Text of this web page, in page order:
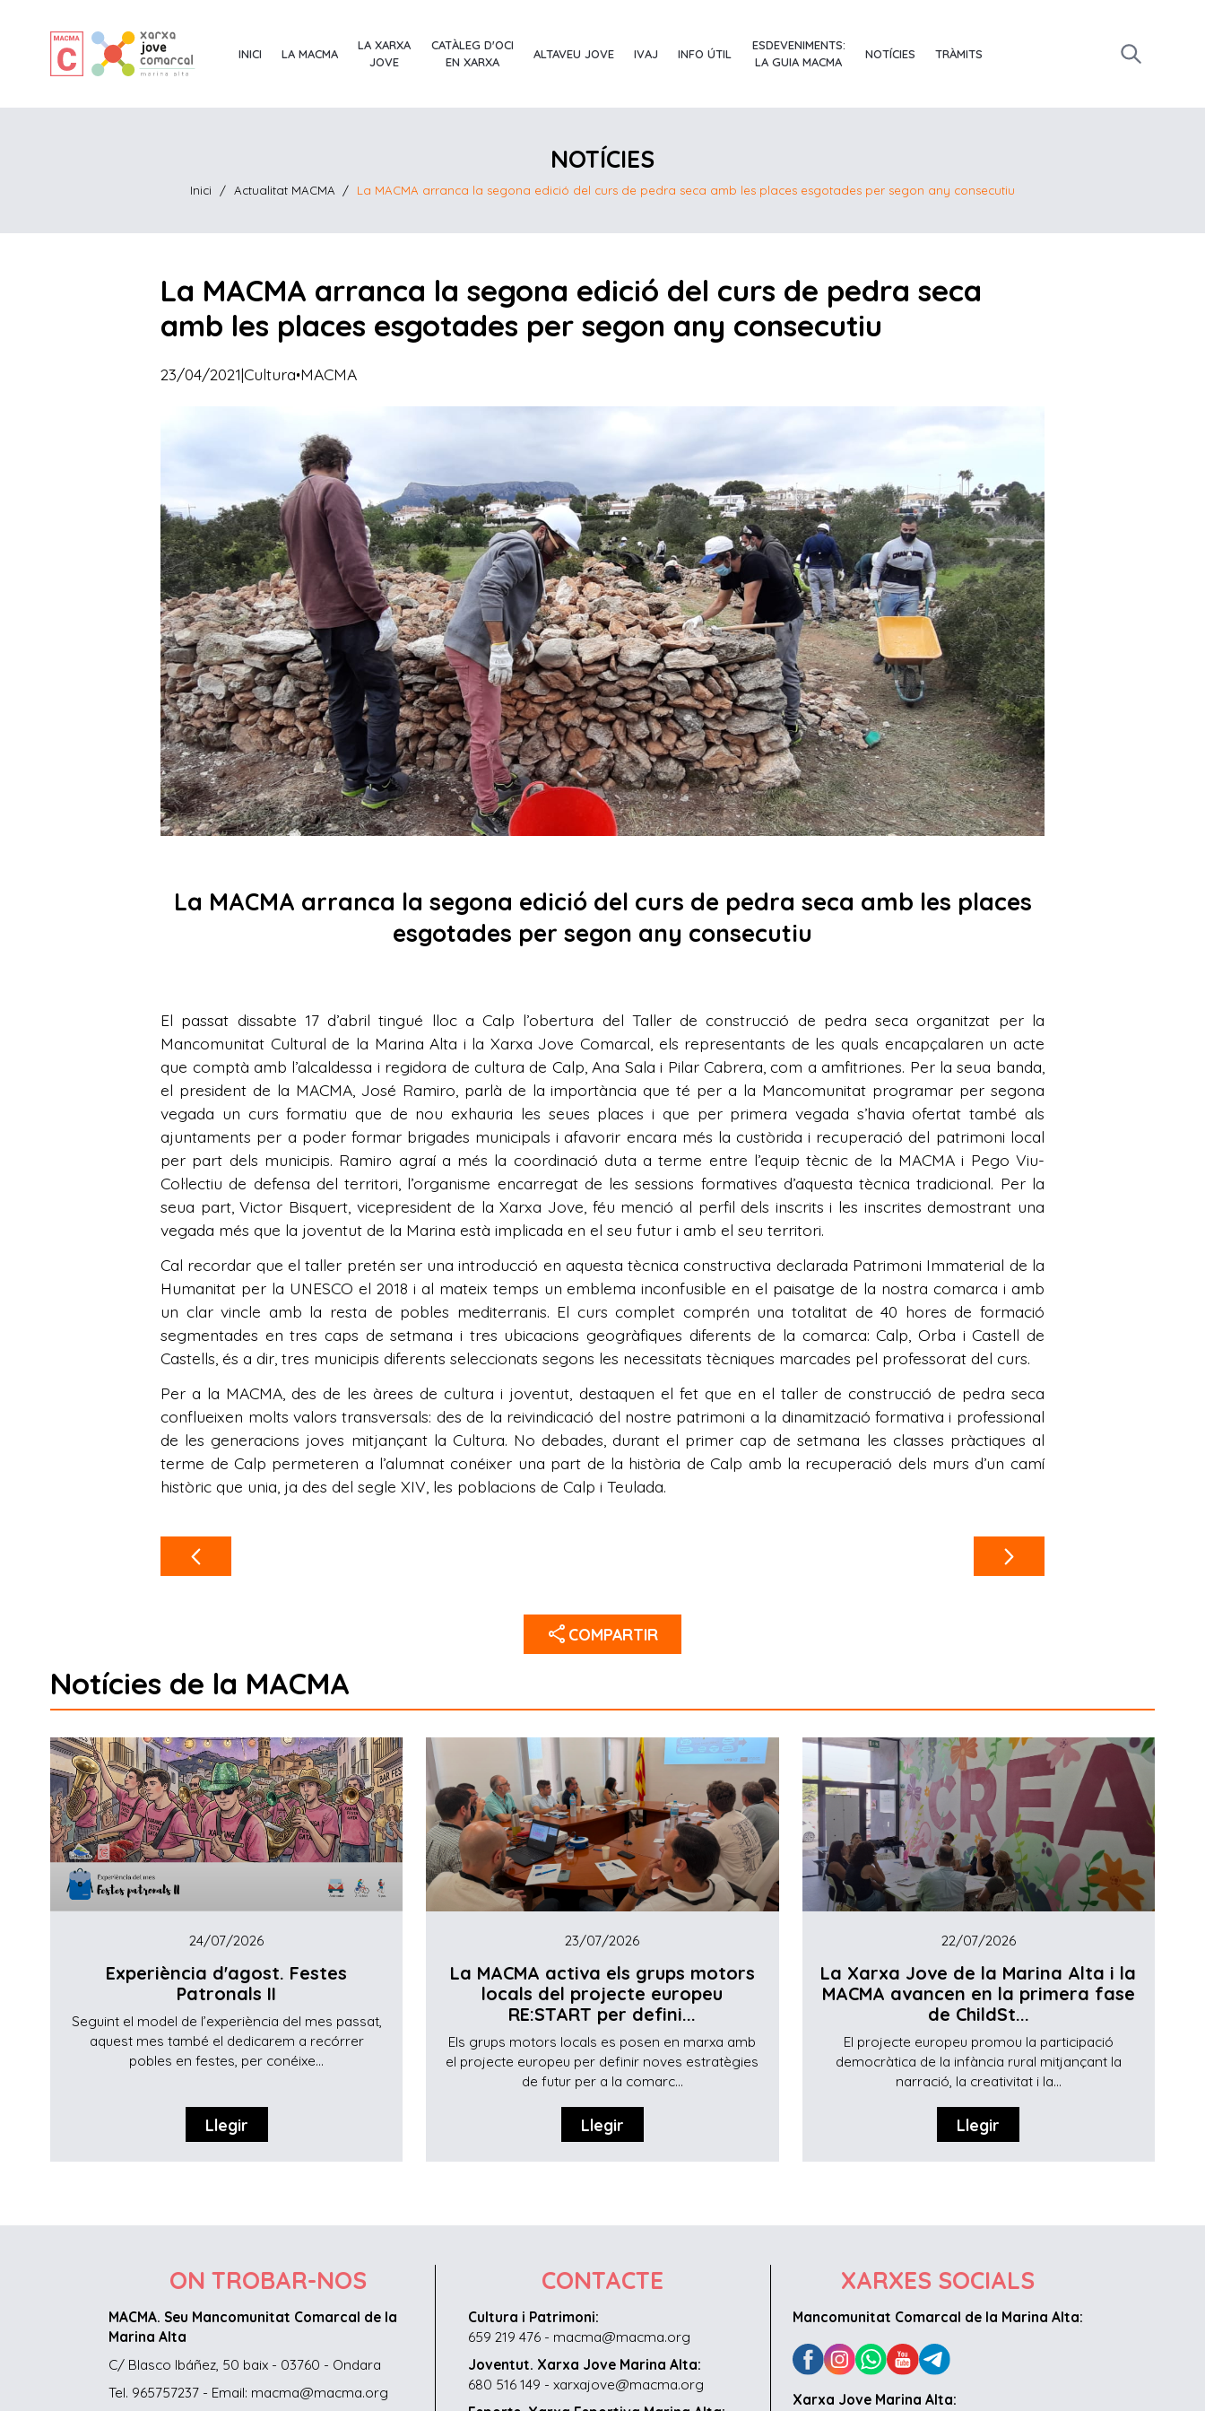
INICI LA MACMA
LA XARXA
JOVE
CATÀLEG D'OCI
EN XARXA
ALTAVEU JOVE IVAJ INFO ÚTIL
ESDEVENIMENTS:
LA GUIA MACMA
NOTÍCIES TRÀMITS
NOTÍCIES
Inici / Actualitat MACMA / La MACMA arranca la segona edició del curs de pedra seca amb les places esgotades per segon any consecutiu
La MACMA arranca la segona edició del curs de pedra seca
amb les places esgotades per segon any consecutiu
23/04/2021|Cultura·MACMA
La MACMA arranca la segona edició del curs de pedra seca amb les places
esgotades per segon any consecutiu
El passat dissabte 17 d’abril tingué lloc a Calp l’obertura del Taller de construcció de pedra seca organitzat per la
Mancomunitat Cultural de la Marina Alta i la Xarxa Jove Comarcal, els representants de les quals encapçalaren un acte
que comptà amb l’alcaldessa i regidora de cultura de Calp, Ana Sala i Pilar Cabrera, com a amfitriones. Per la seua banda,
el president de la MACMA, José Ramiro, parlà de la importància que té per a la Mancomunitat programar per segona
vegada un curs formatiu que de nou exhauria les seues places i que per primera vegada s’havia ofertat també als
ajuntaments per a poder formar brigades municipals i afavorir encara més la custòrida i recuperació del patrimoni local
per part dels municipis. Ramiro agraí a més la coordinació duta a terme entre l’equip tècnic de la MACMA i Pego Viu-
Col·lectiu de defensa del territori, l’organisme encarregat de les sessions formatives d’aquesta tècnica tradicional. Per la
seua part, Victor Bisquert, vicepresident de la Xarxa Jove, féu menció al perfil dels inscrits i les inscrites demostrant una
vegada més que la joventut de la Marina està implicada en el seu futur i amb el seu territori.
Cal recordar que el taller pretén ser una introducció en aquesta tècnica constructiva declarada Patrimoni Immaterial de la
Humanitat per la UNESCO el 2018 i al mateix temps un emblema inconfusible en el paisatge de la nostra comarca i amb
un clar vincle amb la resta de pobles mediterranis. El curs complet comprén una totalitat de 40 hores de formació
segmentades en tres caps de setmana i tres ubicacions geogràfiques diferents de la comarca: Calp, Orba i Castell de
Castells, és a dir, tres municipis diferents seleccionats segons les necessitats tècniques marcades pel professorat del curs.
Per a la MACMA, des de les àrees de cultura i joventut, destaquen el fet que en el taller de construcció de pedra seca
conflueixen molts valors transversals: des de la reivindicació del nostre patrimoni a la dinamització formativa i professional
de les generacions joves mitjançant la Cultura. No debades, durant el primer cap de setmana les classes pràctiques al
terme de Calp permeteren a l’alumnat conéixer una part de la història de Calp amb la recuperació dels murs d’un camí
històric que unia, ja des del segle XIV, les poblacions de Calp i Teulada.
share COMPARTIR
Notícies de la MACMA
24/07/2026
Experiència d'agost. Festes
Patronals II
Seguint el model de l’experiència del mes passat,
aquest mes també el dedicarem a recórrer
pobles en festes, per conéixe...
Llegir
23/07/2026
La MACMA activa els grups motors
locals del projecte europeu
RE:START per defini...
Els grups motors locals es posen en marxa amb
el projecte europeu per definir noves estratègies
de futur per a la comarc...
Llegir
22/07/2026
La Xarxa Jove de la Marina Alta i la
MACMA avancen en la primera fase
de ChildSt...
El projecte europeu promou la participació
democràtica de la infància rural mitjançant la
narració, la creativitat i la...
Llegir
ON TROBAR-NOS
MACMA. Seu Mancomunitat Comarcal de la
Marina Alta
C/ Blasco Ibáñez, 50 baix - 03760 - Ondara
Tel. 965757237 - Email: macma@macma.org
CONTACTE
Cultura i Patrimoni:
659 219 476 - macma@macma.org
Joventut. Xarxa Jove Marina Alta:
680 516 149 - xarxajove@macma.org
XARXES SOCIALS
Mancomunitat Comarcal de la Marina Alta:
Xarxa Jove Marina Alta: